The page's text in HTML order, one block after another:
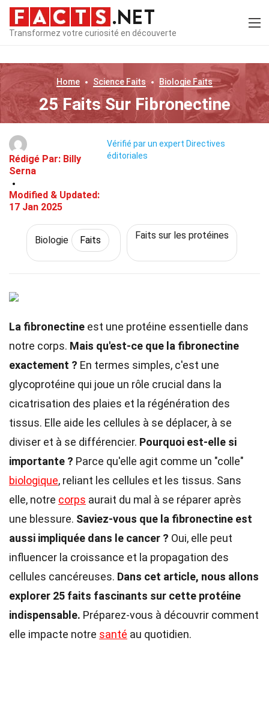
Transformez votre curiosité en découverte
Home Science Faits Biologie Faits
25 Faits Sur Fibronectine
Rédigé Par: Billy
Serna
Modified & Updated:
17 Jan 2025
Vérifié par un expert Directives
éditoriales
Biologie Faits Faits sur les protéines
La fibronectine est une protéine essentielle dans
notre corps. Mais qu'est-ce que la fibronectine
exactement ? En termes simples, c'est une
glycoprotéine qui joue un rôle crucial dans la
cicatrisation des plaies et la régénération des
tissus. Elle aide les cellules à se déplacer, à se
diviser et à se différencier. Pourquoi est-elle si
importante ? Parce qu'elle agit comme un "colle"
biologique, reliant les cellules et les tissus. Sans
elle, notre corps aurait du mal à se réparer après
une blessure. Saviez-vous que la fibronectine est
aussi impliquée dans le cancer ? Oui, elle peut
influencer la croissance et la propagation des
cellules cancéreuses. Dans cet article, nous allons
explorer 25 faits fascinants sur cette protéine
indispensable. Préparez-vous à découvrir comment
elle impacte notre santé au quotidien.